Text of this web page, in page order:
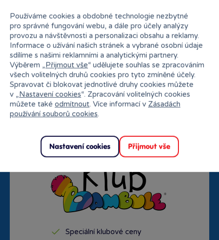
Doprava zdarma od
1500 Kč
Rezervace na prodejně
zdarma
Speciální klubové ceny
Používáme cookies a obdobné technologie nezbytné
pro správné fungování webu, a dále pro účely analýzy
provozu a návštěvnosti a personalizaci obsahu a reklamy.
Informace o užívání našich stránek a vybrané osobní údaje
sdílíme s našimi reklamními a analytickými partnery.
Výběrem „Přijmout vše“ udělujete souhlas se zpracováním
všech volitelných druhů cookies pro tyto zmíněné účely.
Spravovat či blokovat jednotlivé druhy cookies můžete
v „Nastavení cookies“. Zpracování volitelných cookies
můžete také odmítnout. Více informací v Zásadách
používání souborů cookies.
Nastavení cookies Přijmout vše